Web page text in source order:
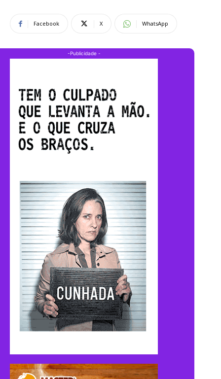
Facebook X WhatsApp
-Publicidade -